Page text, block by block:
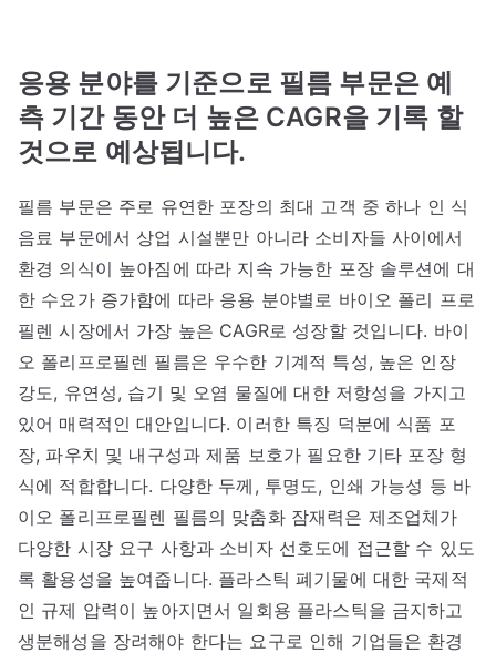
응용 분야를 기준으로 필름 부문은 예
측 기간 동안 더 높은 CAGR을 기록 할
것으로 예상됩니다.
필름 부문은 주로 유연한 포장의 최대 고객 중 하나 인 식
음료 부문에서 상업 시설뿐만 아니라 소비자들 사이에서
환경 의식이 높아짐에 따라 지속 가능한 포장 솔루션에 대
한 수요가 증가함에 따라 응용 분야별로 바이오 폴리 프로
필렌 시장에서 가장 높은 CAGR로 성장할 것입니다. 바이
오 폴리프로필렌 필름은 우수한 기계적 특성, 높은 인장
강도, 유연성, 습기 및 오염 물질에 대한 저항성을 가지고
있어 매력적인 대안입니다. 이러한 특징 덕분에 식품 포
장, 파우치 및 내구성과 제품 보호가 필요한 기타 포장 형
식에 적합합니다. 다양한 두께, 투명도, 인쇄 가능성 등 바
이오 폴리프로필렌 필름의 맞춤화 잠재력은 제조업체가
다양한 시장 요구 사항과 소비자 선호도에 접근할 수 있도
록 활용성을 높여줍니다. 플라스틱 폐기물에 대한 국제적
인 규제 압력이 높아지면서 일회용 플라스틱을 금지하고
생분해성을 장려해야 한다는 요구로 인해 기업들은 환경